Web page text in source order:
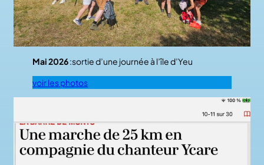
Mai 2026:sortie d’une journée à l’île d’Yeu
voir les photos